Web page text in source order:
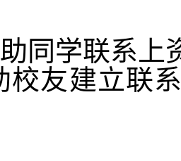
同学联系上
校友建立联